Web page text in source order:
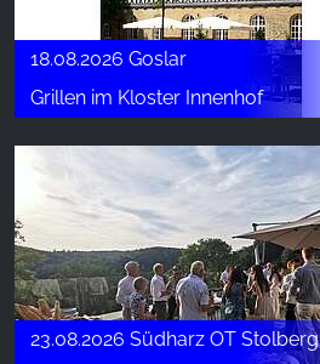
18.08.2026 Goslar
Grillen im Kloster Innenhof
23.08.2026 Südharz OT Stolberg